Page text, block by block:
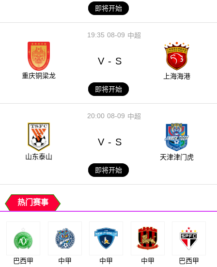
即将开始
08-09
19:35 中超
重庆铜梁龙
V - S
上海海港
即将开始
08-09
20:00 中超
山东泰山
V - S
天津津门虎
即将开始
热门赛事
巴西甲 中甲 中甲 中甲 巴西甲